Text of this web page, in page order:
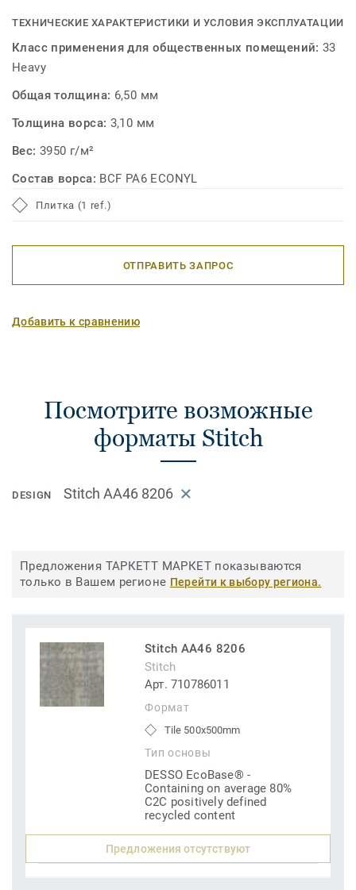
различными оттенками шрифта, обеспечивающими
фон, и тремя различными акцентными цветами,
которые легко занимают центральное место.
Stitch — потрясающее дополнение к коллекции
позволяют дизайнерам и архитекторам играть с
текстурами, цветами и эффектами материалов, чтобы
Тонкие цветовые акценты в DESSO Stitch также можно
использовать для согласования с фирменным стилем
ТЕХНИЧЕСКИЕ ХАРАКТЕРИСТИКИ И УСЛОВИЯ ЭКСПЛУАТАЦИИ
Класс применения для общественных помещений:33
Heavy
Общая толщина: 6,50 мм
Толщина ворса: 3,10 мм
Вес: 3950 г/м²
Состав ворса: BCF PA6 ECONYL
Плитка (1 ref.)
ОТПРАВИТЬ ЗАПРОС
Добавить к сравнению
Посмотрите возможные
форматы Stitch
DESIGN Stitch AA46 8206
Предложения ТАРКЕТТ МАРКЕТ показываются
только в Вашем регионе Перейти к выбору региона.
Stitch AA46 8206
Stitch
Арт. 710786011
Формат
Tile 500x500mm
Тип основы
DESSO EcoBase® -
Containing on average 80%
C2C positively defined
recycled content
Предложения отсутствуют